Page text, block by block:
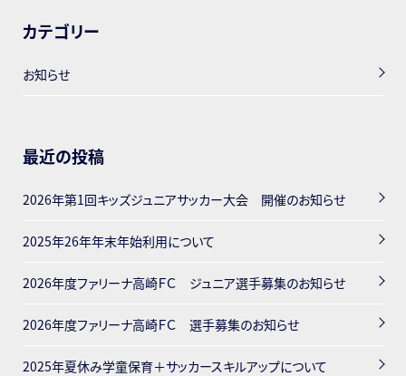
カテゴリー
お知らせ
最近の投稿
2026年第1回キッズジュニアサッカー大会 開催のお知らせ
2025年26年年末年始利用について
2026年度ファリーナ高崎ＦＣ ジュニア選手募集のお知らせ
2026年度ファリーナ高崎ＦＣ 選手募集のお知らせ
2025年夏休み学童保育＋サッカースキルアップについて